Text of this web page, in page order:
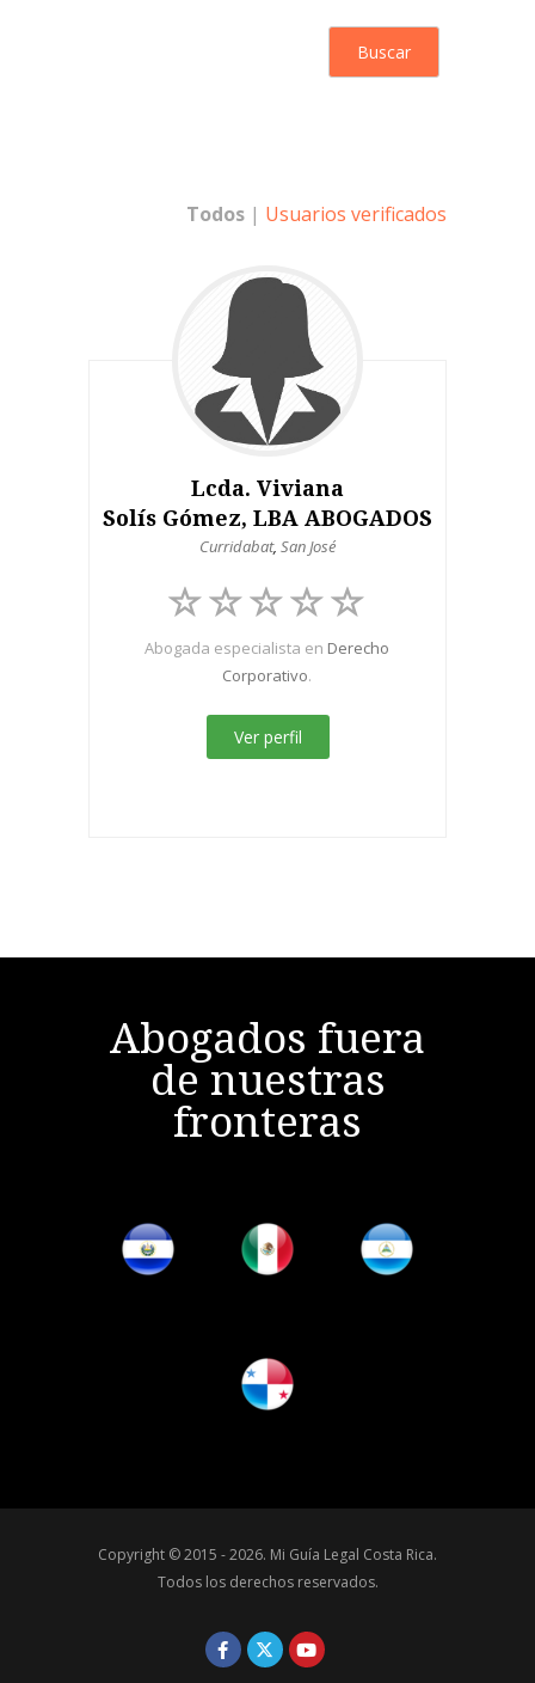
Todos | Usuarios verificados
Lcda. Viviana
Solís Gómez, LBA ABOGADOS
Curridabat, San José
Abogada especialista en Derecho
Corporativo.
Ver perfil
Abogados fuera
de nuestras
fronteras
Copyright © 2015 - 2026. Mi Guía Legal Costa Rica.
Todos los derechos reservados.